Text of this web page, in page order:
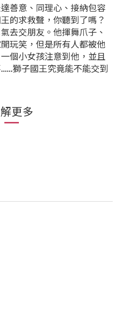
善意、同理心、接納包容
的求救聲，你聽到了嗎？
去交朋友。他揮舞爪子、
玩笑，但是所有人都被他
個小女孩注意到他，並且
獅子國王究竟能不能交到
更多